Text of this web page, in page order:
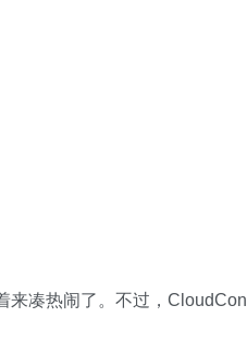
来凑热闹了。不过，